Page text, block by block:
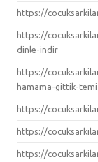
https://
https://
dinle-indir
https://
hamama-gittik-
https://
https://
https://